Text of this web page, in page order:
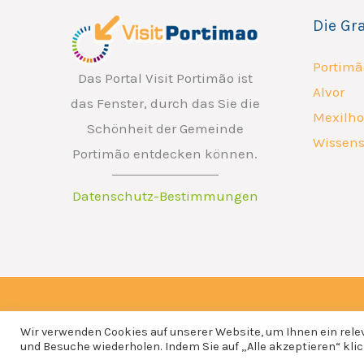
i
Das Portal Visit Portimão ist
das Fenster, durch das Sie die
Schönheit der Gemeinde
Portimão entdecken können.
Datenschutz-Bestimmungen
Die
Alvor
Wir verwenden Cookies auf unserer Website, um Ihnen ein
und Besuche wiederholen. Indem Sie auf „Alle akzeptieren“